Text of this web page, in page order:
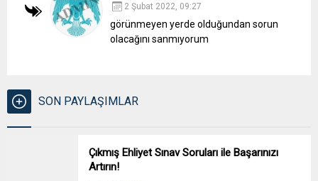
2 Şubat 2022, 09:27
görünmeyen yerde olduğundan sorun
olacağını sanmıyorum
SON PAYLAŞIMLAR
Çıkmış Ehliyet Sınav Soruları ile Başarınızı
Artırın!